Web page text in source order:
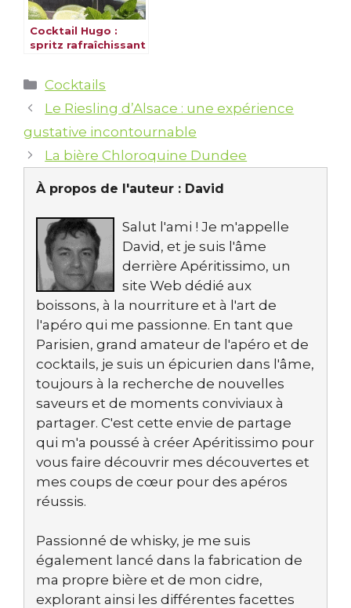
Cocktail Hugo :
spritz rafraîchissant
Catégories
Cocktails
Le Riesling d’Alsace : une expérience
gustative incontournable
La bière Chloroquine Dundee
À propos de l'auteur : David
Salut l'ami ! Je m'appelle
David, et je suis l'âme
derrière Apéritissimo, un
site Web dédié aux
boissons, à la nourriture et à l'art de
l'apéro qui me passionne. En tant que
Parisien, grand amateur de l'apéro et de
cocktails, je suis un épicurien dans l'âme,
toujours à la recherche de nouvelles
saveurs et de moments conviviaux à
partager. C'est cette envie de partage
qui m'a poussé à créer Apéritissimo pour
vous faire découvrir mes découvertes et
mes coups de cœur pour des apéros
réussis.
Passionné de whisky, je me suis
également lancé dans la fabrication de
ma propre bière et de mon cidre,
explorant ainsi les différentes facettes